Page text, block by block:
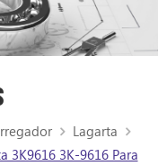
Lagarta
3K9616 3K-9616 Para